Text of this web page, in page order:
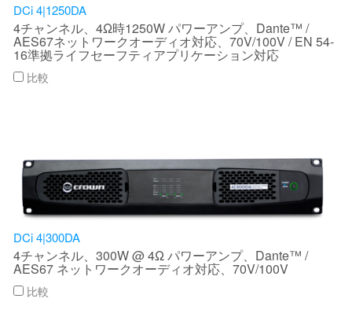
DCi 4|1250DA
4チャンネル、4Ω時1250W パワーアンプ、Dante™ /
AES67ネットワークオーディオ対応、70V/100V / EN 54-
16準拠ライフセーフティアプリケーション対応
比較
DCi 4|300DA
4チャンネル、300W @ 4Ω パワーアンプ、Dante™ /
AES67 ネットワークオーディオ対応、70V/100V
比較